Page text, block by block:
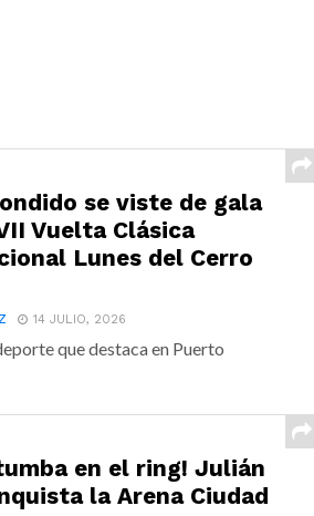
se viste de gala
Vuelta Clásica
Lunes del Cerro
14 JULIO, 2026
que destaca en Puerto
en el ring! Julián
la Arena Ciudad